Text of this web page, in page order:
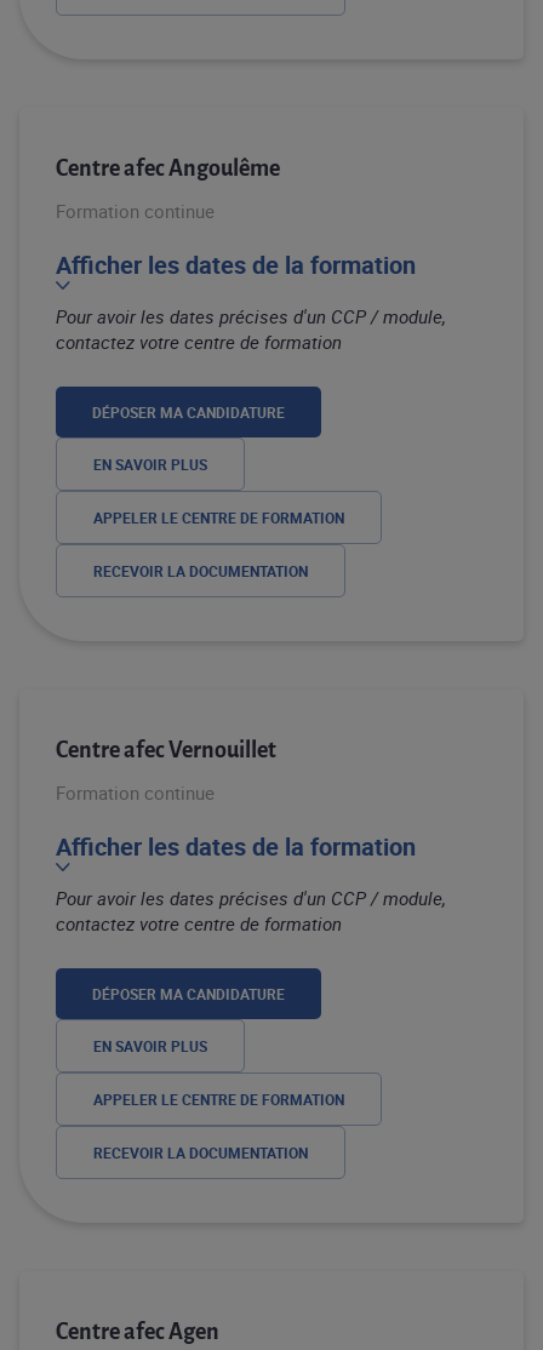
Centre afec Angoulême
Formation continue
Afficher les dates de la formation
Pour avoir les dates précises d'un CCP / module,
contactez votre centre de formation
DÉPOSER MA CANDIDATURE
EN SAVOIR PLUS
APPELER LE CENTRE DE FORMATION
RECEVOIR LA DOCUMENTATION
Centre afec Vernouillet
Formation continue
Afficher les dates de la formation
Pour avoir les dates précises d'un CCP / module,
contactez votre centre de formation
DÉPOSER MA CANDIDATURE
EN SAVOIR PLUS
APPELER LE CENTRE DE FORMATION
RECEVOIR LA DOCUMENTATION
Centre afec Agen